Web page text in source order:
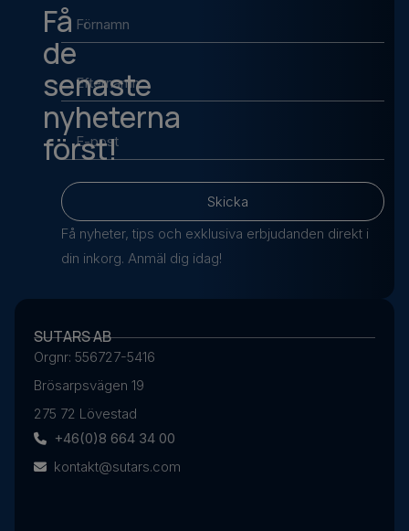
Få
de
senaste
nyheterna
först!
Skicka
Få nyheter, tips och exklusiva erbjudanden direkt i
din inkorg. Anmäl dig idag!
SUTARS AB
Orgnr: 556727-5416
Brösarpsvägen 19
275 72 Lövestad
+46(0)8 664 34 00
kontakt@sutars.com